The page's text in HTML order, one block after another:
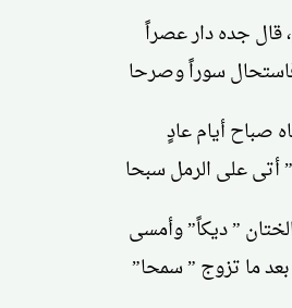
قال جده دار عصراً
سوراً وصرحا
صباح أيام عادٍ
أتى على الرمل سبحا
” ديكاً” وأمسى
ما تزوج ” سمحا”